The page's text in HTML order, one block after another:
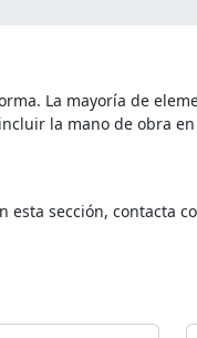
La mayoría de
la mano de obra
sección, contacta